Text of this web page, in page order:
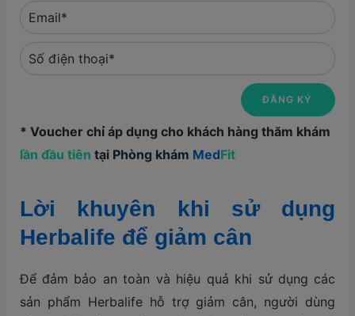
* Voucher chỉ áp dụng cho khách hàng thăm khám
lần đầu tiên tại Phòng khám MedFit
Lời khuyên khi sử dụng
Herbalife để giảm cân
Để đảm bảo an toàn và hiệu quả khi sử dụng các
sản phẩm Herbalife hỗ trợ giảm cân, người dùng